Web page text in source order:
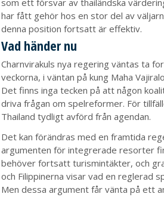
som ett försvar av thailändska
har fått gehör hos en stor del av
denna position fortsatt är effektiv.
Vad händer nu
Charnvirakuls nya regering väntas ta
veckorna, i väntan på kung Maha
Det finns inga tecken på att någon
driva frågan om spelreformer. För
Thailand tydligt avförd från agendan.
Det kan förändras med en framtida
argumenten för integrerade resorter
behöver fortsatt turismintäkter, och
och Filippinerna visar vad en reglerad
Men dessa argument får vänta på ett